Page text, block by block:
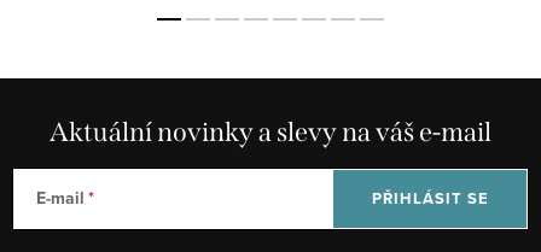
Aktuální novinky a slevy na váš e-mail
E-mail PŘIHLÁSIT SE